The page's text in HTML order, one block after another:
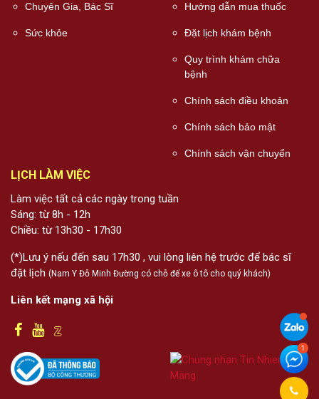
Chuyên Gia, Bác Sĩ
Sức khỏe
Hướng dẫn mua thuốc
Đặt lịch khám bệnh
Quy trình khám chữa
bệnh
Chính sách điều khoản
Chính sách bảo mật
Chính sách vận chuyển
LỊCH LÀM VIỆC
Làm việc tất cả các ngày trong tuần
Sáng: từ 8h - 12h
Chiều: từ 13h30 - 17h30
(*)Lưu ý nếu đến sau 17h30 , vui lòng liên hệ trước để bác sĩ
đặt lịch (Nam Y Đỗ Minh Đường có chỗ để xe ô tô cho quý khách)
Liên kết mạng xã hội